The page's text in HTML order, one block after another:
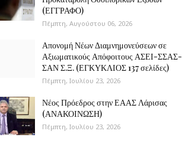
(ΕΓΓΡΑΦΟ)
Πέμπτη, Αυγούστου 06, 2026
Απονομή Νέων Διαμνημονεύσεων σε
Αξιωματικούς Απόφοιτους ΑΣΕΙ-ΣΣΑΣ-
ΣΑΝ Σ.Ξ. (ΕΓΚΥΚΛΙΟΣ 137 σελίδες)
Πέμπτη, Ιουλίου 23, 2026
Νέος Πρόεδρος στην ΕΑΑΣ Λάρισας
(ΑΝΑΚΟΙΝΩΣΗ)
Πέμπτη, Ιουλίου 23, 2026